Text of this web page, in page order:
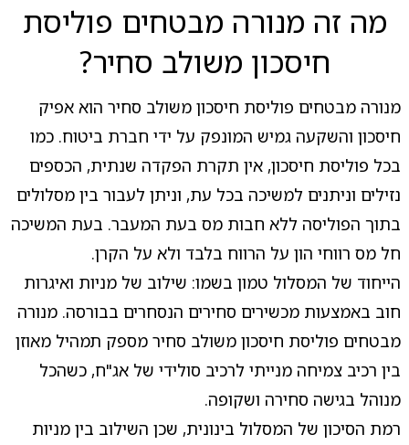
מה זה מנורה מבטחים פוליסת
חיסכון משולב סחיר?
מנורה מבטחים פוליסת חיסכון משולב סחיר הוא אפיק
חיסכון והשקעה גמיש המונפק על ידי חברת ביטוח. כמו
בכל פוליסת חיסכון, אין תקרת הפקדה שנתית, הכספים
נזילים וניתנים למשיכה בכל עת, וניתן לעבור בין מסלולים
בתוך הפוליסה ללא חבות מס בעת המעבר. בעת המשיכה
חל מס רווחי הון על הרווח בלבד ולא על הקרן.
הייחוד של המסלול טמון בשמו: שילוב של מניות ואיגרות
חוב באמצעות מכשירים סחירים הנסחרים בבורסה. מנורה
מבטחים פוליסת חיסכון משולב סחיר מספק תמהיל מאוזן
בין רכיב צמיחה מנייתי לרכיב סולידי של אג"ח, כשהכל
מנוהל בגישה סחירה ושקופה.
רמת הסיכון של המסלול בינונית, שכן השילוב בין מניות